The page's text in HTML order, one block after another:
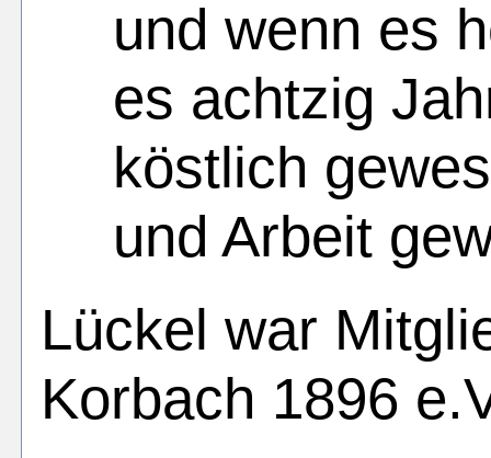
und wenn es
es achtzig
köstlich
und Arbeit
Lückel war
Korbach 1896